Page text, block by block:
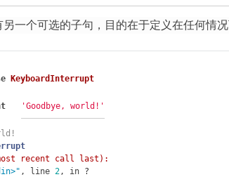
另一个可选的子句，目的在于定义在任何情
KeyboardInterrupt
'Goodbye, world!'
recent call last):
, line 2, in ?